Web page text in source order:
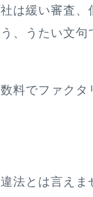
は緩い審査
、うたい文
料でファクタ
法とは言え